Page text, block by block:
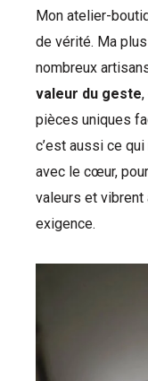
Mon atelier-
de vérité. Ma
nombreux
valeur du geste
pièces uniques
c’est aussi ce
avec le cœur,
valeurs et vibrent
exigence.